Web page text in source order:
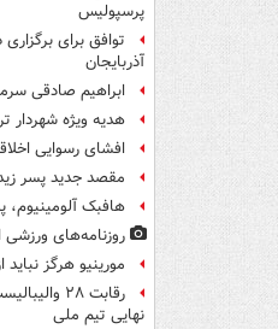
پرسپولیس
توافق برای برگزاری
آذربایجان
ابراهیم صادقی
هدیه ویژه شهردار
افشای رسوایی
مقصد جدید پسر
هافبک
روزنامه‌های ورزشی امروز
مورینیو هرگز
رقابت ۲۸
نهایی تیم ملی